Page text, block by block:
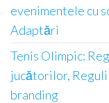
evenimentele cu
Adaptări
Tenis Olimpic:
jucătorilor,
branding